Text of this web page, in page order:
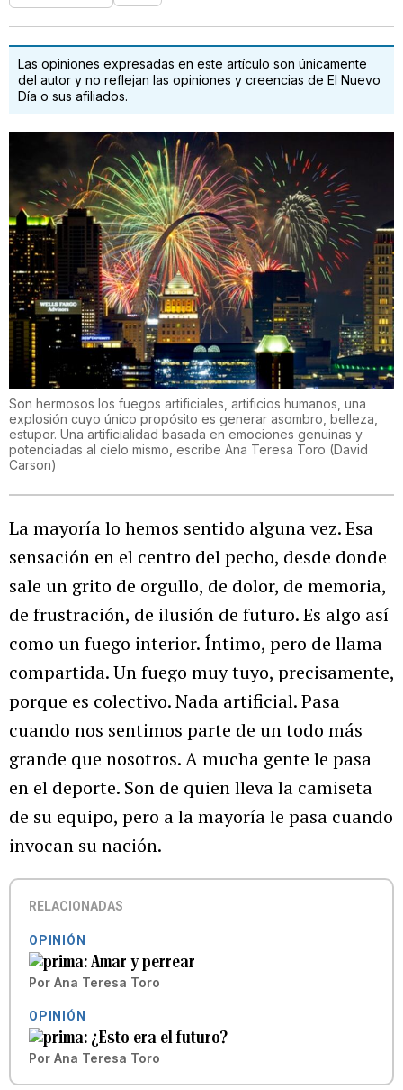
Las opiniones expresadas en este artículo son únicamente
del autor y no reflejan las opiniones y creencias de El Nuevo
Día o sus afiliados.
Son hermosos los fuegos artificiales, artificios humanos, una
explosión cuyo único propósito es generar asombro, belleza,
estupor. Una artificialidad basada en emociones genuinas y
potenciadas al cielo mismo, escribe Ana Teresa Toro (David
Carson)
La mayoría lo hemos sentido alguna vez. Esa
sensación en el centro del pecho, desde donde
sale un grito de orgullo, de dolor, de memoria,
de frustración, de ilusión de futuro. Es algo así
como un fuego interior. Íntimo, pero de llama
compartida. Un fuego muy tuyo, precisamente,
porque es colectivo. Nada artificial. Pasa
cuando nos sentimos parte de un todo más
grande que nosotros. A mucha gente le pasa
en el deporte. Son de quien lleva la camiseta
de su equipo, pero a la mayoría le pasa cuando
invocan su nación.
RELACIONADAS
OPINIÓN
Amar y perrear
Por Ana Teresa Toro
OPINIÓN
¿Esto era el futuro?
Por Ana Teresa Toro